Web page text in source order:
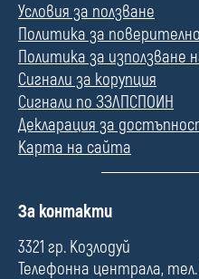
Условия за ползване
Политика за
Политика за използване
Сигнали за корупция
Сигнали по ЗЗЛПСПОИН
Декларация за
Карта на сайта
П
л
е
За контакти
3321 гр. Козлодуй
Телефонна централа, тел.